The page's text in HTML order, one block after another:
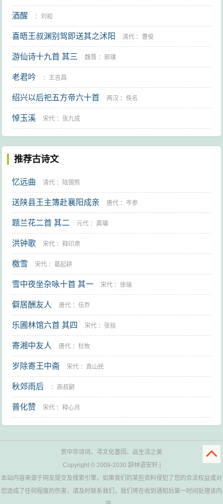
酒醒 ：刘崧
喜晤王叔渊别驾即送其之沭阳 清代 ： 曹俊
游仙诗十九首 其三 魏晋 ：郭璞
老君吟 ：王吉昌
绍兴以后祀五方帝六十首 两汉 ：佚名
悼玉溪 宋代 ： 张九成
推荐古诗文
忆远曲 清代 ： 陆锡熊
送陕县王主簿赴襄阳成亲 唐代 ： 岑参
题兰花二首 其二 元代 ：龚璛
洪钟歌 宋代 ：释印肃
檄雪 宋代 ：葛起耕
雪中夜坐杂咏十首 其一 宋代 ：徐瑞
僻居酬友人 唐代 ：伍乔
乐圃林馆六首 其四 宋代 ： 张掞
寄湘中友人 唐代 ：杜牧
岁除寄王中斋 宋代 ：真山民
秋郊雨后 ： 高叔嗣
普化赞 宋代 ：释心月
赏中华诗词、寻文化基因、品生活之美
Copyright © 2009-2030 辞林语安轩|
本站内容来源于网友提交及搜索引擎，如果我们的某些资料侵犯了您的合法权益或对
您造成了任何程度的伤害，请及时联系我们，我们将在收到通知后第一时间处理该内